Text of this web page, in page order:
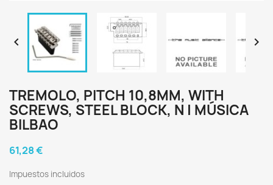
 
TREMOLO, PITCH 10,8MM, WITH
SCREWS, STEEL BLOCK, N | MÚSICA
BILBAO
61,28 €
Impuestos incluidos